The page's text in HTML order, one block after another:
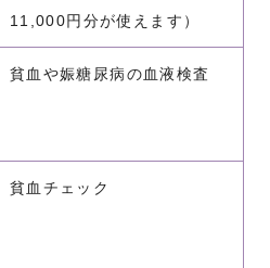
11,000円分が使えます）
貧血や娠糖尿病の血液検査
貧血チェック